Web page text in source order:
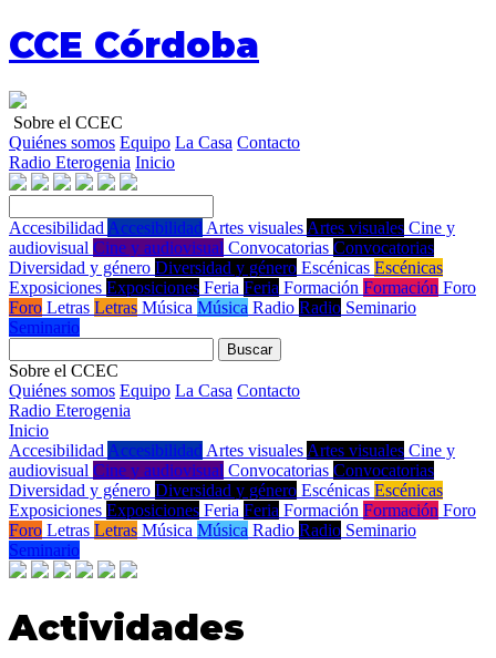
CCE Córdoba
Sobre el CCEC
Quiénes somos Equipo La Casa Contacto
Radio Eterogenia Inicio
Accesibilidad Accesibilidad Artes visuales Artes visuales Cine y
audiovisual Cine y audiovisual Convocatorias Convocatorias
Diversidad y género Diversidad y género Escénicas Escénicas
Exposiciones Exposiciones Feria Feria Formación Formación Foro
Foro Letras Letras Música Música Radio Radio Seminario
Seminario
Buscar
Sobre el CCEC
Quiénes somos Equipo La Casa Contacto
Radio Eterogenia
Inicio
Accesibilidad Accesibilidad Artes visuales Artes visuales Cine y
audiovisual Cine y audiovisual Convocatorias Convocatorias
Diversidad y género Diversidad y género Escénicas Escénicas
Exposiciones Exposiciones Feria Feria Formación Formación Foro
Foro Letras Letras Música Música Radio Radio Seminario
Seminario
Actividades